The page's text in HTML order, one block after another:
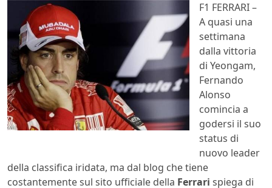
F1 FERRARI –
A quasi una
settimana
dalla vittoria
di Yeongam,
Fernando
Alonso
comincia a
godersi il suo
status di
nuovo leader
della classifica iridata, ma dal blog che tiene
costantemente sul sito ufficiale della Ferrari spiega di